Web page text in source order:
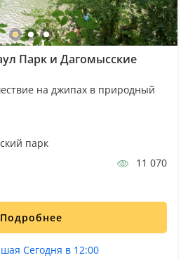
Парк и Дагомысские
на джипах в природный
парк
11 070
Подробнее
Сегодня в 12:00